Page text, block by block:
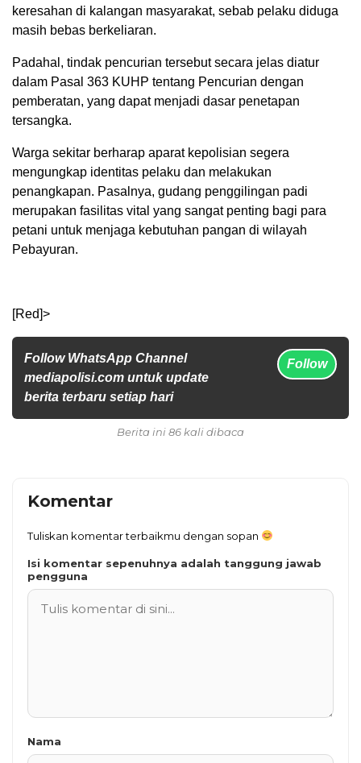
keresahan di kalangan masyarakat, sebab pelaku diduga
masih bebas berkeliaran.
Padahal, tindak pencurian tersebut secara jelas diatur
dalam Pasal 363 KUHP tentang Pencurian dengan
pemberatan, yang dapat menjadi dasar penetapan
tersangka.
Warga sekitar berharap aparat kepolisian segera
mengungkap identitas pelaku dan melakukan
penangkapan. Pasalnya, gudang penggilingan padi
merupakan fasilitas vital yang sangat penting bagi para
petani untuk menjaga kebutuhan pangan di wilayah
Pebayuran.
[Red]>
Follow WhatsApp Channel
mediapolisi.com untuk update
berita terbaru setiap hari
Follow
Berita ini 86 kali dibaca
Komentar
Tuliskan komentar terbaikmu dengan sopan
Isi komentar sepenuhnya adalah tanggung jawab
pengguna
Nama